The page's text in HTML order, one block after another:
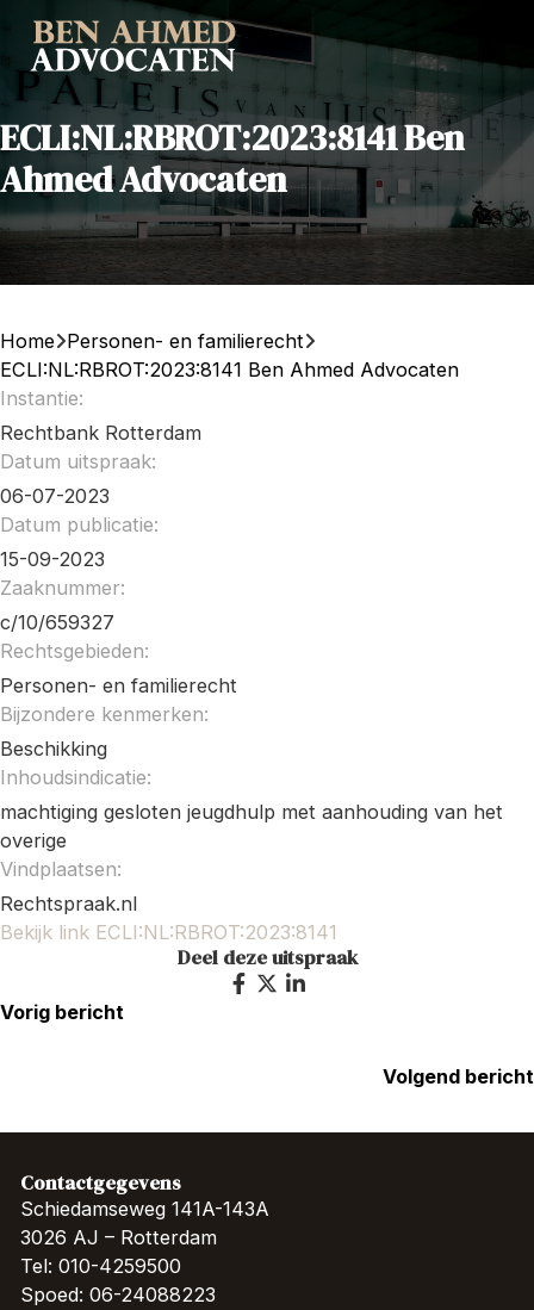
ECLI:NL:RBROT:2023:8141 Ben
Ahmed Advocaten
Home Personen- en familierecht
ECLI:NL:RBROT:2023:8141 Ben Ahmed Advocaten
Instantie:
Rechtbank Rotterdam
Datum uitspraak:
06-07-2023
Datum publicatie:
15-09-2023
Zaaknummer:
c/10/659327
Rechtsgebieden:
Personen- en familierecht
Bijzondere kenmerken:
Beschikking
Inhoudsindicatie:
machtiging gesloten jeugdhulp met aanhouding van het
overige
Vindplaatsen:
Rechtspraak.nl
Bekijk link ECLI:NL:RBROT:2023:8141
Deel deze uitspraak
Vorig bericht
Volgend bericht
Contactgegevens
Schiedamseweg 141A-143A
3026 AJ – Rotterdam
Tel: 010-4259500
Spoed: 06-24088223